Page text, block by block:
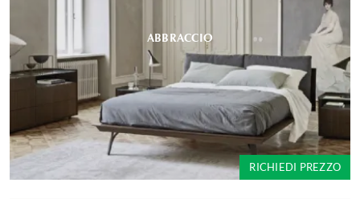
ABBRACCIO
RICHIEDI PREZZO